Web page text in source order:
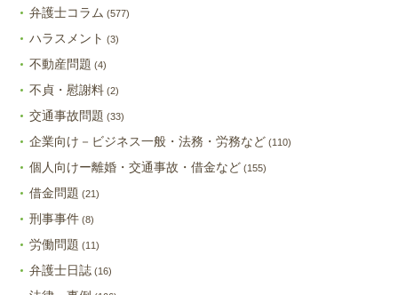
弁護士コラム (577)
ハラスメント (3)
不動産問題 (4)
不貞・慰謝料(2)
交通事故問題 (33)
企業向け－ビジネス一般・法務・労務など(110)
個人向けー離婚・交通事故・借金など(155)
借金問題 (21)
刑事事件(8)
労働問題 (11)
弁護士日誌(16)